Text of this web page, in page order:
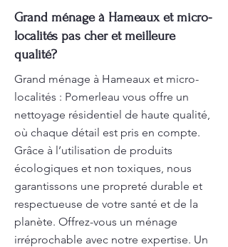
Grand ménage à Hameaux et micro-
localités pas cher et meilleure
qualité?
Grand ménage à Hameaux et micro-
localités : Pomerleau vous offre un
nettoyage résidentiel de haute qualité,
où chaque détail est pris en compte.
Grâce à l’utilisation de produits
écologiques et non toxiques, nous
garantissons une propreté durable et
respectueuse de votre santé et de la
planète. Offrez-vous un ménage
irréprochable avec notre expertise. Un